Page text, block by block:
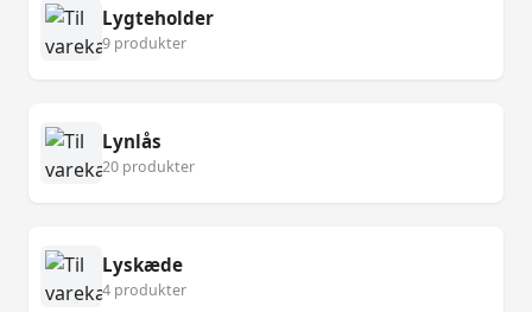
Lygteholder
9 produkter
Lynlås
20 produkter
Lyskæde
4 produkter